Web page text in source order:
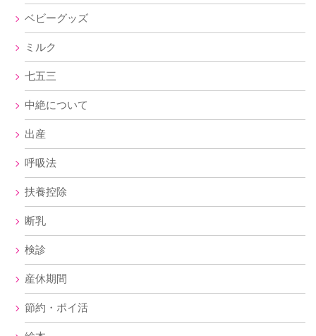
ベビーグッズ
ミルク
七五三
中絶について
出産
呼吸法
扶養控除
断乳
検診
産休期間
節約・ポイ活